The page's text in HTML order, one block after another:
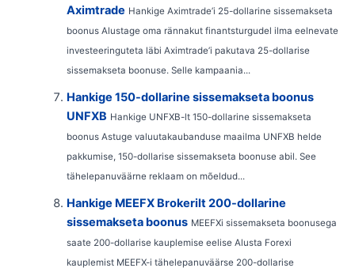
Aximtrade Hankige Aximtrade’i 25-dollarine sissemakseta
boonus Alustage oma rännakut finantsturgudel ilma eelnevate
investeeringuteta läbi Aximtrade’i pakutava 25-dollarise
sissemakseta boonuse. Selle kampaania...
Hankige 150-dollarine sissemakseta boonus
UNFXB Hankige UNFXB-lt 150-dollarine sissemakseta
boonus Astuge valuutakaubanduse maailma UNFXB helde
pakkumise, 150-dollarise sissemakseta boonuse abil. See
tähelepanuväärne reklaam on mõeldud...
Hankige MEEFX Brokerilt 200-dollarine
sissemakseta boonus MEEFXi sissemakseta boonusega
saate 200-dollarise kauplemise eelise Alusta Forexi
kauplemist MEEFX-i tähelepanuväärse 200-dollarise